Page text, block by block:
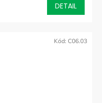
DETAIL
Kód: C06.03